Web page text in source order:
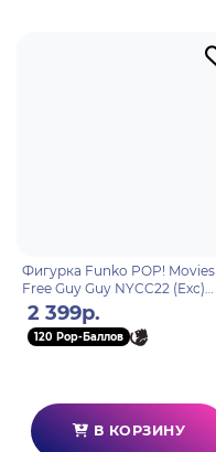
Фигурка Funko POP! Movies
Free Guy Guy NYCC22 (Exc)
(1241) 64535
2 399р.
120 Pop-Баллов
В КОРЗИНУ